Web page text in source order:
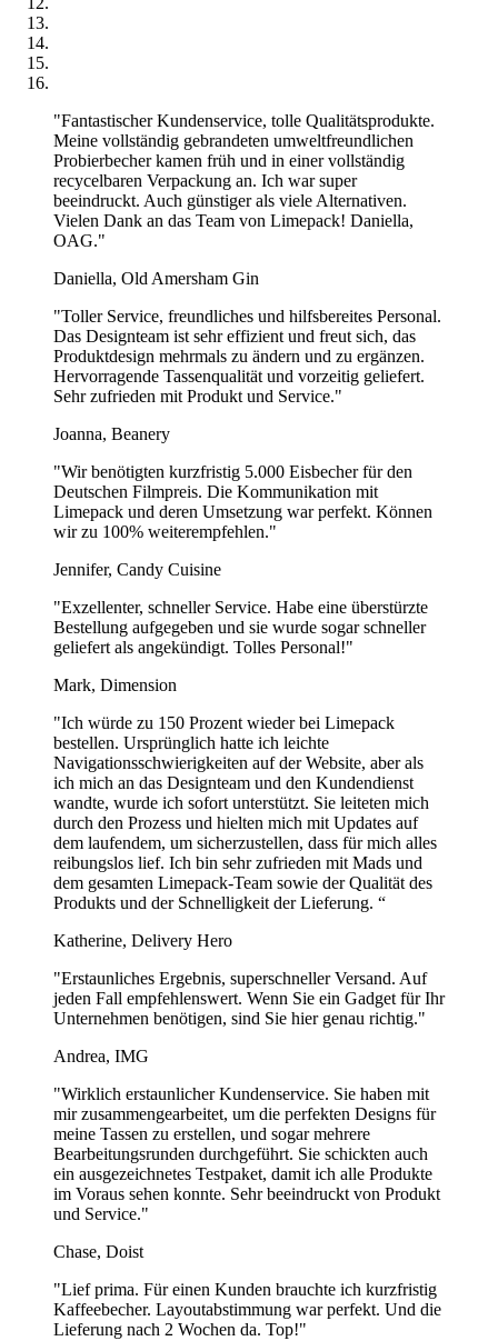
reinigen.
Personalisierte Mehrweg Plastikbecher –
Ihre beste Wahl für Nachhaltigkeit
Ihren Anforderungen gerecht zu werden. Unsere moderne
Grafik gestochen scharf zur Geltung kommt. Ob auffällig oder
minimalistisch – unsere Mehrweg Plastikbecher unterstreichen Ihr
nachhaltiges Branding.
Schnelle Lieferung in nur 6 Wochen– Damit Ihre personalisierten
Festivals bereitstehen.
Bevorzugen Sie Einwegbecher?Unsere bedruckten Plastikbecher
erfüllen Ihre Anforderungen garantiert.
Starten Sie noch heute!Laden Sie Ihr Logo hoch und erhalten Sie
[email protected] oder telefonisch unter +41 43 508 31 10.
Häufig gestellte Fragen
Sind Mehrweg Plastikbecher sicher?
Ja, unsere Mehrweg Plastikbecher sind BPA-frei, sicher und
zertifiziert für den Gebrauch. Sie bestehen aus hochwertigen
Materialien, die Haltbarkeit und Sicherheit für alle Arten von
Getränken gewährleisten.
Können Mehrweg Plastikbecher für heiße Getränke
verwendet werden?
Smoothies, Eistees und Craft-Biere konzipiert. Sie sind nicht für
und erfrischende Getränke zu verwenden.
Kann ich Mehrweg Plastikbecher mit meinem Logo
personalisieren?
Ja, das können Sie! Unsere Mehrweg Plastikbecher können
vollständig mit Ihrem Logo, Ihren Markenfarben und individuellen
Designs angepasst werden. Wir verwenden hochwertige
Drucktechniken, um lebendige und langlebige Ergebnisse zu
erzielen.
Welche Druckmethoden werden für Mehrweg
Plastikbecher verwendet?
Wir setzen auf moderne Siebdruck- und Digitaldruckverfahren, um
langanhaltende und gestochen scharfe Drucke zu gewährleisten. So
bleibt Ihr Branding über viele Nutzungen hinweg sichtbar und
"Fantastischer Kundenservice, tolle Qualitätsprodukte.
Meine vollständig gebrandeten umweltfreundlichen
Probierbecher kamen früh und in einer vollständig
recycelbaren Verpackung an. Ich war super
beeindruckt. Auch günstiger als viele Alternativen.
Vielen Dank an das Team von Limepack! Daniella,
OAG."
Daniella, Old Amersham Gin
"Toller Service, freundliches und hilfsbereites Personal.
Das Designteam ist sehr effizient und freut sich, das
Produktdesign mehrmals zu ändern und zu ergänzen.
Hervorragende Tassenqualität und vorzeitig geliefert.
Sehr zufrieden mit Produkt und Service."
Joanna, Beanery
"Wir benötigten kurzfristig 5.000 Eisbecher für den
Deutschen Filmpreis. Die Kommunikation mit
Limepack und deren Umsetzung war perfekt. Können
wir zu 100% weiterempfehlen."
Jennifer, Candy Cuisine
"Exzellenter, schneller Service. Habe eine überstürzte
Bestellung aufgegeben und sie wurde sogar schneller
geliefert als angekündigt. Tolles Personal!"
Mark, Dimension
"Ich würde zu 150 Prozent wieder bei Limepack
bestellen. Ursprünglich hatte ich leichte
Navigationsschwierigkeiten auf der Website, aber als
ich mich an das Designteam und den Kundendienst
wandte, wurde ich sofort unterstützt. Sie leiteten mich
durch den Prozess und hielten mich mit Updates auf
dem laufendem, um sicherzustellen, dass für mich alles
reibungslos lief. Ich bin sehr zufrieden mit Mads und
dem gesamten Limepack-Team sowie der Qualität des
Produkts und der Schnelligkeit der Lieferung. “
Katherine, Delivery Hero
"Erstaunliches Ergebnis, superschneller Versand. Auf
jeden Fall empfehlenswert. Wenn Sie ein Gadget für Ihr
Unternehmen benötigen, sind Sie hier genau richtig."
Andrea, IMG
"Wirklich erstaunlicher Kundenservice. Sie haben mit
mir zusammengearbeitet, um die perfekten Designs für
meine Tassen zu erstellen, und sogar mehrere
Bearbeitungsrunden durchgeführt. Sie schickten auch
ein ausgezeichnetes Testpaket, damit ich alle Produkte
im Voraus sehen konnte. Sehr beeindruckt von Produkt
und Service."
Chase, Doist
"Lief prima. Für einen Kunden brauchte ich kurzfristig
Kaffeebecher. Layoutabstimmung war perfekt. Und die
Lieferung nach 2 Wochen da. Top!"